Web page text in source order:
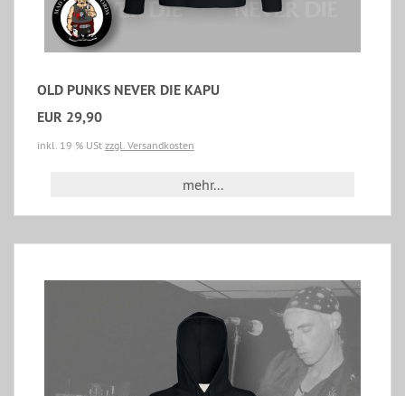
OLD PUNKS NEVER DIE KAPU
EUR 29,90
inkl. 19 % USt zzgl. Versandkosten
mehr...